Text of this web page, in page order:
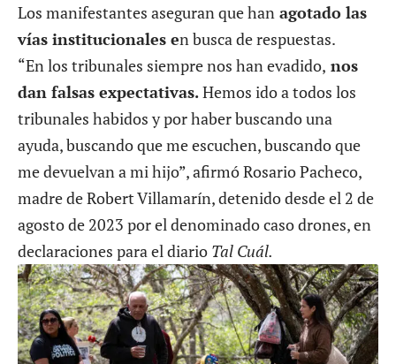
Los manifestantes aseguran que han agotado las
vías institucionales en busca de respuestas.
“En los tribunales siempre nos han evadido, nos
dan falsas expectativas.Hemos ido a todos los
tribunales habidos y por haber buscando una
ayuda, buscando que me escuchen, buscando que
me devuelvan a mi hijo”, afirmó Rosario Pacheco,
madre de Robert Villamarín, detenido desde el 2 de
agosto de 2023 por el denominado caso drones, en
declaraciones para el diario Tal Cuál.